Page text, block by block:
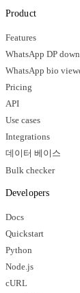
Product
Features
WhatsApp DP
WhatsApp bio
Pricing
API
Use cases
Integrations
데이터 베이스
Bulk checker
Developers
Docs
Quickstart
Python
Node.js
cURL